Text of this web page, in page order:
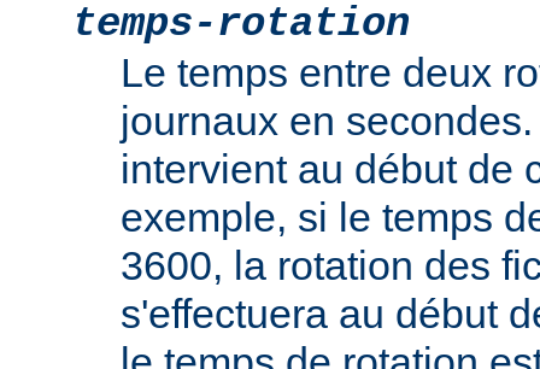
temps-rotation
Le temps entre deux
journaux en
intervient au début de
exemple, si le temps
3600, la rotation des
s'effectuera au début